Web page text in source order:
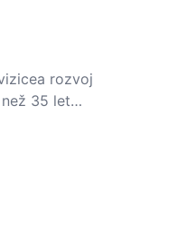
rozvoj
než 35 let…